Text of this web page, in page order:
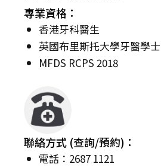
專業資格：
香港牙科醫生
英國布里斯托大學牙醫學士
MFDS RCPS 2018
聯絡方式 (查詢/預約)：
電話：2687 1121